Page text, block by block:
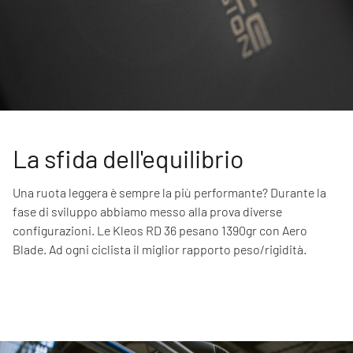
La sfida dell'equilibrio
Una ruota leggera è sempre la più performante? Durante la
fase di sviluppo abbiamo messo alla prova diverse
configurazioni. Le Kleos RD 36 pesano 1390gr con Aero
Blade. Ad ogni ciclista il miglior rapporto peso/rigidità.